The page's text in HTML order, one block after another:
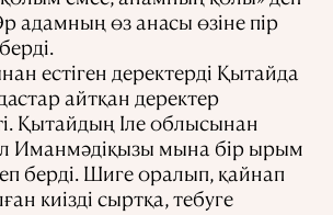
адамның өз анасы өзіне пір
естіген деректерді Қытайда
айтқан деректер
Қытайдың Іле облысынан
Иманмәдіқызы мына бір ырым
берді. Шиге оралып, қайнап
киізді сыртқа, тебуге